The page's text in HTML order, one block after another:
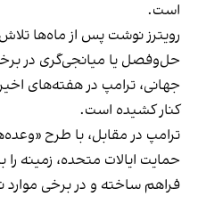
است.
رویترز نوشت پس از ماه‌ها
حل‌وفصل یا میانجی‌گری در
جهانی، ترامپ در هفته‌های
کنار کشیده است.
ترامپ در مقابل، با طرح
حمایت ایالات متحده، زمینه
فراهم ساخته و در برخی موارد